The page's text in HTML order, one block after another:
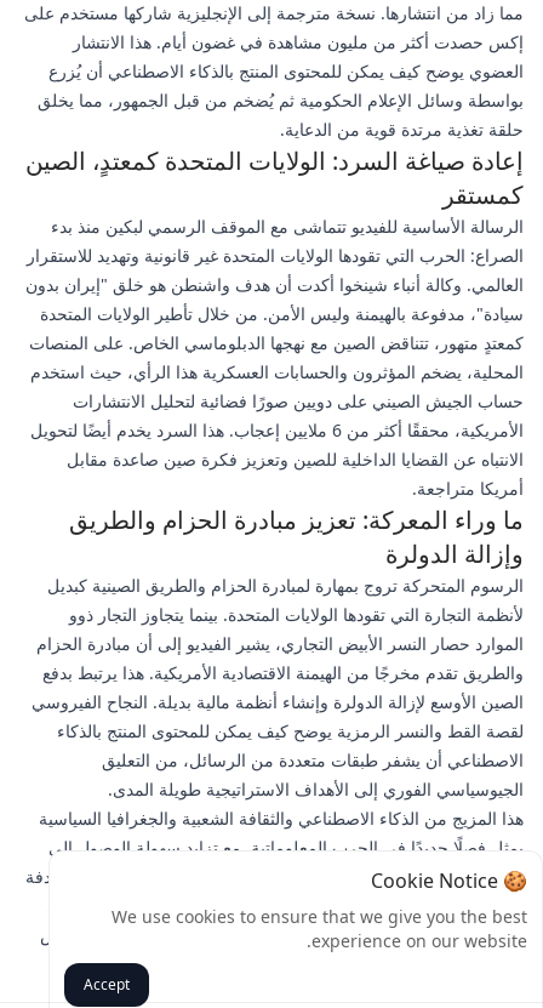
مما زاد من انتشارها. نسخة مترجمة إلى الإنجليزية شاركها مستخدم على
إكس حصدت أكثر من مليون مشاهدة في غضون أيام. هذا الانتشار
العضوي يوضح كيف يمكن للمحتوى المنتج بالذكاء الاصطناعي أن يُزرع
بواسطة وسائل الإعلام الحكومية ثم يُضخم من قبل الجمهور، مما يخلق
حلقة تغذية مرتدة قوية من الدعاية.
إعادة صياغة السرد: الولايات المتحدة كمعتدٍ، الصين
كمستقر
الرسالة الأساسية للفيديو تتماشى مع الموقف الرسمي لبكين منذ بدء
الصراع: الحرب التي تقودها الولايات المتحدة غير قانونية وتهديد للاستقرار
العالمي. وكالة أنباء شينخوا أكدت أن هدف واشنطن هو خلق "إيران بدون
سيادة"، مدفوعة بالهيمنة وليس الأمن. من خلال تأطير الولايات المتحدة
كمعتدٍ متهور، تتناقض الصين مع نهجها الدبلوماسي الخاص. على المنصات
المحلية، يضخم المؤثرون والحسابات العسكرية هذا الرأي، حيث استخدم
حساب الجيش الصيني على دويين صورًا فضائية لتحليل الانتشارات
الأمريكية، محققًا أكثر من 6 ملايين إعجاب. هذا السرد يخدم أيضًا لتحويل
الانتباه عن القضايا الداخلية للصين وتعزيز فكرة صين صاعدة مقابل
أمريكا متراجعة.
ما وراء المعركة: تعزيز مبادرة الحزام والطريق
وإزالة الدولرة
الرسوم المتحركة تروج بمهارة لمبادرة الحزام والطريق الصينية كبديل
لأنظمة التجارة التي تقودها الولايات المتحدة. بينما يتجاوز التجار ذوو
الموارد حصار النسر الأبيض التجاري، يشير الفيديو إلى أن مبادرة الحزام
والطريق تقدم مخرجًا من الهيمنة الاقتصادية الأمريكية. هذا يرتبط بدفع
الصين الأوسع لإزالة الدولرة وإنشاء أنظمة مالية بديلة. النجاح الفيروسي
لقصة القط والنسر الرمزية يوضح كيف يمكن للمحتوى المنتج بالذكاء
الاصطناعي أن يشفر طبقات متعددة من الرسائل، من التعليق
الجيوسياسي الفوري إلى الأهداف الاستراتيجية طويلة المدى.
هذا المزيج من الذكاء الاصطناعي والثقافة الشعبية والجغرافيا السياسية
يمثل فصلًا جديدًا في الحرب المعلوماتية. مع تزايد سهولة الوصول إلى
أدوات الذكاء الاصطناعي، من المرجح أن تصبح هذه السرديات المستهدفة
أكثر شيوعًا — ليس فقط من الصين، بل من جهات فاعلة حكومية في
جميع أنحاء العالم. التحدي للجماهير العالمية سيكون التمييز بين القصص
🍪 Cookie Notice
We use cookies to ensure that we give you the best
experience on our website.
Accept